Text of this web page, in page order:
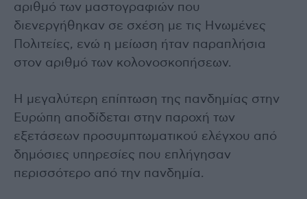
αριθμό των μαστογραφιών που
διενεργήθηκαν σε σχέση με τις Ηνωμένες
Πολιτείες, ενώ η μείωση ήταν παραπλήσια
στον αριθμό των κολονοσκοπήσεων.
Η μεγαλύτερη επίπτωση της πανδημίας στην
Ευρώπη αποδίδεται στην παροχή των
εξετάσεων προσυμπτωματικού ελέγχου από
δημόσιες υπηρεσίες που επλήγησαν
περισσότερο από την πανδημία.